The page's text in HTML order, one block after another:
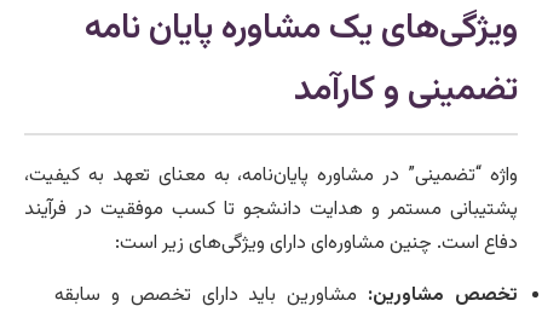
ویژگی‌های یک مشاوره پایان نامه
تضمینی و کارآمد
واژه “تضمینی” در مشاوره پایان‌نامه، به معنای تعهد به کیفیت،
پشتیبانی مستمر و هدایت دانشجو تا کسب موفقیت در فرآیند
دفاع است. چنین مشاوره‌ای دارای ویژگی‌های زیر است:
تخصص مشاورین: مشاورین باید دارای تخصص و سابقه